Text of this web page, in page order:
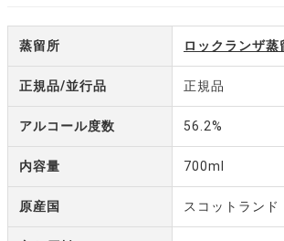
蒸留所 ロックランザ蒸
正規品/並行品 正規品
アルコール度数 56.2%
内容量 700ml
原産国 スコットランド